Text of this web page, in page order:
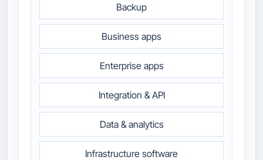
Backup
Business apps
Enterprise apps
Integration & API
Data & analytics
Infrastructure software